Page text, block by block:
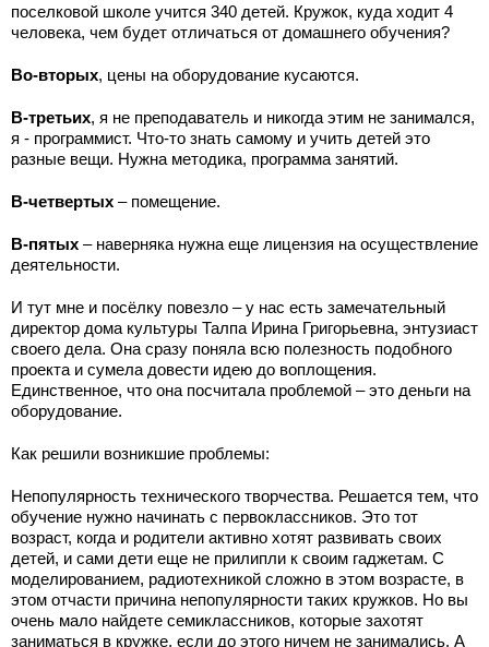
поселковой школе учится 340 детей. Кружок, куда ходит 4
человека, чем будет отличаться от домашнего обучения?
Во-вторых, цены на оборудование кусаются.
В-третьих, я не преподаватель и никогда этим не занимался,
я - программист. Что-то знать самому и учить детей это
разные вещи. Нужна методика, программа занятий.
В-четвертых – помещение.
В-пятых – наверняка нужна еще лицензия на осуществление
деятельности.
И тут мне и посёлку повезло – у нас есть замечательный
директор дома культуры Талпа Ирина Григорьевна, энтузиаст
своего дела. Она сразу поняла всю полезность подобного
проекта и сумела довести идею до воплощения.
Единственное, что она посчитала проблемой – это деньги на
оборудование.
Как решили возникшие проблемы:
Непопулярность технического творчества. Решается тем, что
обучение нужно начинать с первоклассников. Это тот
возраст, когда и родители активно хотят развивать своих
детей, и сами дети еще не прилипли к своим гаджетам. С
моделированием, радиотехникой сложно в этом возрасте, в
этом отчасти причина непопулярности таких кружков. Но вы
очень мало найдете семиклассников, которые захотят
заниматься в кружке, если до этого ничем не занимались. А